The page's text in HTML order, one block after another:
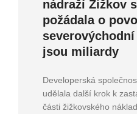
nádraží Žižkov
požádala o
jsou miliardy
Developerská
udělala další krok k
části žižkovského